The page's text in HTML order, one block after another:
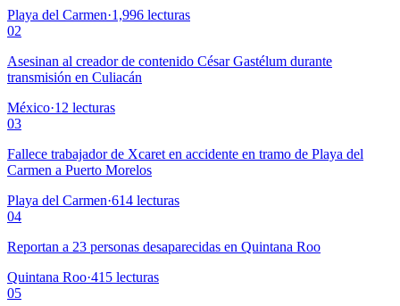
Playa del Carmen·1,996 lecturas
02
Asesinan al creador de contenido César Gastélum durante
transmisión en Culiacán
México·12 lecturas
03
Fallece trabajador de Xcaret en accidente en tramo de Playa del
Carmen a Puerto Morelos
Playa del Carmen·614 lecturas
04
Reportan a 23 personas desaparecidas en Quintana Roo
Quintana Roo·415 lecturas
05